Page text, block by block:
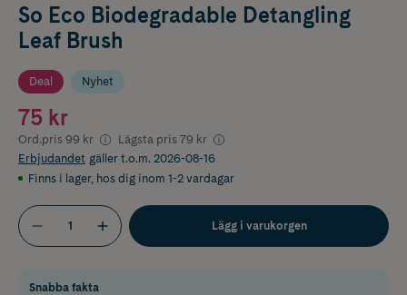
So Eco Biodegradable Detangling
Leaf Brush
Deal Nyhet
75 kr
Ord.pris 99 kr Lägsta pris 79 kr
Erbjudandet gäller t.o.m. 2026-08-16
Finns i lager, hos dig inom 1-2 vardagar
Lägg i varukorgen
Snabba fakta